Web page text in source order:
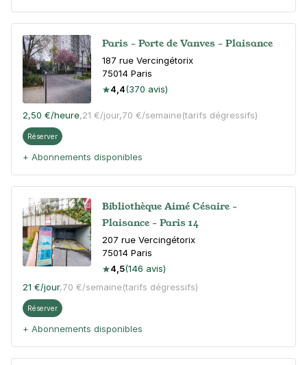
Paris - Porte de Vanves - Plaisance
187 rue Vercingétorix
75014 Paris
4,4(370 avis)
2,50 €/heure,21 €/jour,70 €/semaine(tarifs dégressifs)
Réserver
+ Abonnements disponibles
Bibliothèque Aimé Césaire -
Plaisance - Paris 14
207 rue Vercingétorix
75014 Paris
4,5(146 avis)
21 €/jour,70 €/semaine(tarifs dégressifs)
Réserver
+ Abonnements disponibles